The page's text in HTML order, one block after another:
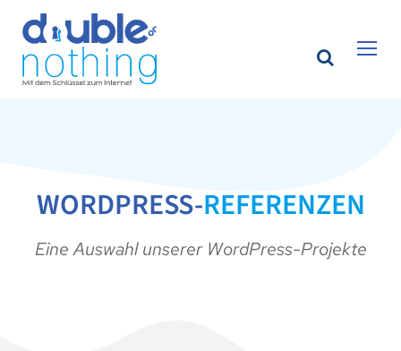
WORDPRESS-REFERENZEN
Eine Auswahl unserer WordPress-Projekte